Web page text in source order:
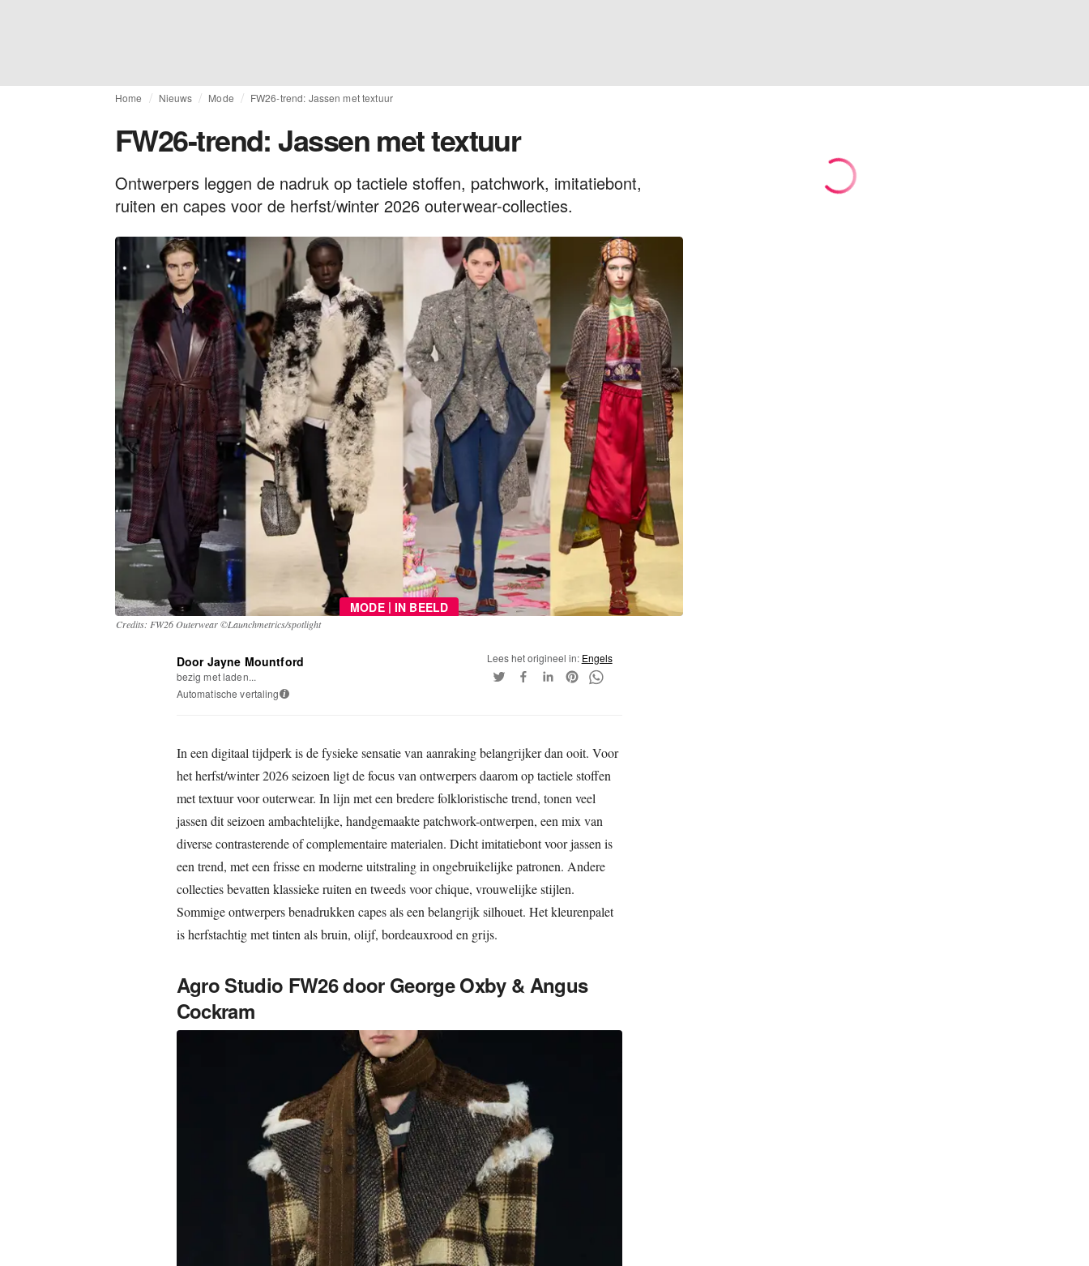
Home Nieuws Mode FW26-trend: Jassen met textuur
FW26-trend: Jassen met textuur
Ontwerpers leggen de nadruk op tactiele stoffen, patchwork, imitatiebont,
ruiten en capes voor de herfst/winter 2026 outerwear-collecties.
MODE | IN BEELD
Credits: FW26 Outerwear ©Launchmetrics/spotlight
Door Jayne Mountford
bezig met laden...
Automatische vertaling i
Lees het origineel in: Engels
In een digitaal tijdperk is de fysieke sensatie van aanraking belangrijker dan ooit. Voor
het herfst/winter 2026 seizoen ligt de focus van ontwerpers daarom op tactiele stoffen
met textuur voor outerwear. In lijn met een bredere folkloristische trend, tonen veel
jassen dit seizoen ambachtelijke, handgemaakte patchwork-ontwerpen, een mix van
diverse contrasterende of complementaire materialen. Dicht imitatiebont voor jassen is
een trend, met een frisse en moderne uitstraling in ongebruikelijke patronen. Andere
collecties bevatten klassieke ruiten en tweeds voor chique, vrouwelijke stijlen.
Sommige ontwerpers benadrukken capes als een belangrijk silhouet. Het kleurenpalet
is herfstachtig met tinten als bruin, olijf, bordeauxrood en grijs.
Agro Studio FW26 door George Oxby & Angus
Cockram